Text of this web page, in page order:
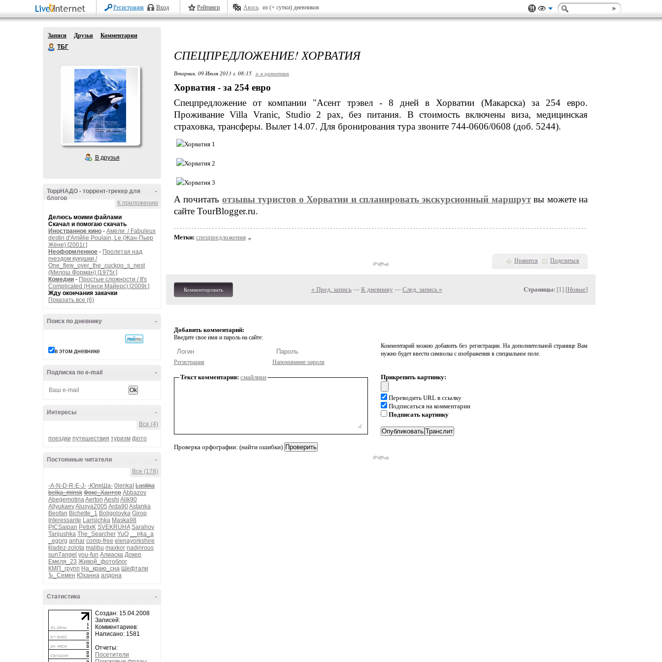
Регистрация Вход Рейтинги Авось из (+ сутки) дневников
Записи Друзья
Комментарии
ТБГ
В друзья
-
ТоррНАДО - торрент-трекер для
блогов
К приложению
Делюсь моими файлами
Скачал и помогаю скачать
Иностранное кино - Амели / Fabuleux
destin d'Amйlie Poulain, Le (Жан-Пьер
Жёне) [2001г.]
Неоформленное - Пролетая над
гнездом кукушки /
One_flew_over_the_cuckoo_s_nest
(Милош Форман) [1975г.]
Комедии - Простые сложности / It's
Complicated (Нэнси Майерс) [2009г.]
Жду окончания закачки
Показать все (6)
-
Поиск по дневнику
в этом дневнике
-
Подписка по e-mail
-
Интересы
Все (4)
поездки путешествия туризм фото
-
Постоянные читатели
Все (178)
-A-N-D-R-E-J- -ЮляШа- 0lenkaI Lastika
belka_minsk Фокс_Хантер Abbazov
AbegemotinaAerton Aeshi Alik90
AllyukaevAlusya2005 Arda90Astanka
Beofan Bichette_1 Boligolovka Girop
Interessante Larisichka Maska98
PICSaipan PetixK SVEKRUHA Sarahov
Tanjushka The_Searcher YuO
__irka_a
_egorg anhar comp-free elenayorkshire
kladez-zolota malibu maxkor nadinrous
sun7angel you-fun Алиаска Докер
Емеля_23 Живой_фотоблог
КМП_групп На_краю_сна Шефтали
Ъ_Семен Юханна алдона
-
Статистика
Создан: 15.04.2008
Записей:
Комментариев:
Написано: 1581
Отчеты:
Посетители
СПЕЦПРЕДЛОЖЕНИЕ! ХОРВАТИЯ
Вторник, 09 Июля 2013 г. 08:15 + в цитатник
Хорватия - за 254 евро
Спецпредложение от компании "Асент трэвел - 8 дней в Хорватии (Макарска) за 254 евро.
Проживание Villa Vranic, Studio 2 pax, без питания. В стоимость включены виза, медицинская
страховка, трансферы. Вылет 14.07. Для бронирования тура звоните 744-0606/0608 (доб. 5244).
А почитать отзывы туристов о Хорватии и спланировать экскурсионный маршрутвы можете на
сайте TourBlogger.ru.
Метки: спецпредложения
Нравится Поделиться
Комментировать « Пред. запись— К дневнику — След. запись » Страницы: [1] [Новые]
Добавить комментарий:
Введите свое имя и пароль на сайте:
Регистрация Напоминание пароля
Комментарий можно добавить без регистрации. На дополнительной странице Вам
нужно будет ввести символы с изображения в специальное поле.
Текст комментария: смайлики
Проверка орфографии: (найти ошибки)
Прикрепить картинку:
Переводить URL в ссылку
Подписаться на комментарии
Подписать картинку